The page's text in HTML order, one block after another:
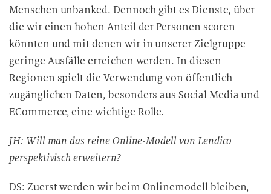
Menschen unbanked. Dennoch gibt es Dienste, über
die wir einen hohen Anteil der Personen scoren
könnten und mit denen wir in unserer Zielgruppe
geringe Ausfälle erreichen werden. In diesen
Regionen spielt die Verwendung von öffentlich
zugänglichen Daten, besonders aus Social Media und
ECommerce, eine wichtige Rolle.
JH: Will man das reine Online-Modell von Lendico
perspektivisch erweitern?
DS: Zuerst werden wir beim Onlinemodell bleiben,